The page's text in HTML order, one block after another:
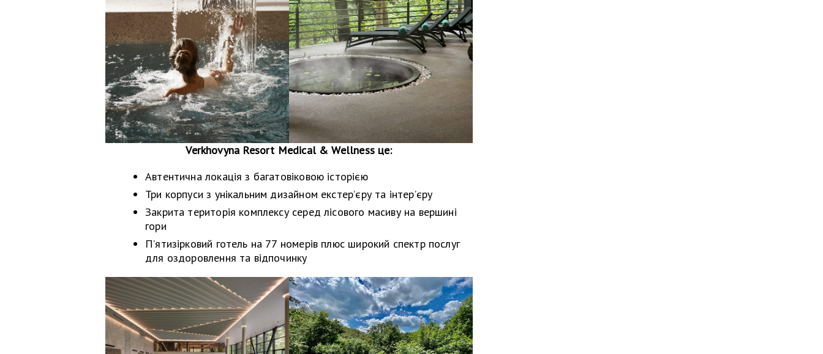
Verkhovyna Resort Medical & Wellness це:
Автентична локація з багатовіковою історією
Три корпуси з унікальним дизайном екстер’єру та інтер’єру
Закрита територія комплексу серед лісового масиву на вершині
гори
П’ятизірковий готель на 77 номерів плюс широкий спектр послуг
для оздоровлення та відпочинку